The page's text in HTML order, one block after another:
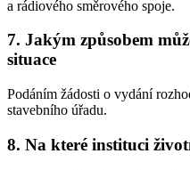
a rádiového směrového spoje.
7. Jakým způsobem
situace
Podáním žádosti o vydání
stavebního úřadu.
8. Na které instituci